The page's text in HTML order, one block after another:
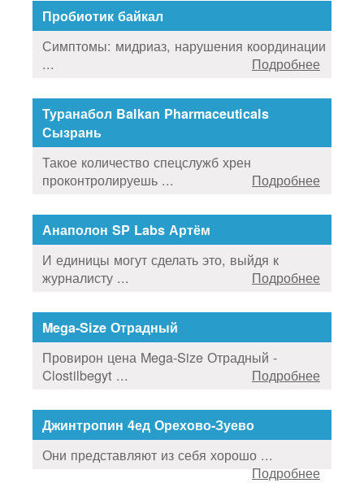
Пробиотик байкал
Симптомы: мидриаз, нарушения координации
...
Подробнее
Туранабол Balkan Pharmaceuticals
Сызрань
Такое количество спецслужб хрен
проконтролируешь ...
Подробнее
Анаполон SP Labs Артём
И единицы могут сделать это, выйдя к
журналисту ...
Подробнее
Mega-Size Отрадный
Провирон цена Mega-Size Отрадный -
Clostilbegyt ...
Подробнее
Джинтропин 4ед Орехово-Зуево
Они представляют из себя хорошо ...
Подробнее